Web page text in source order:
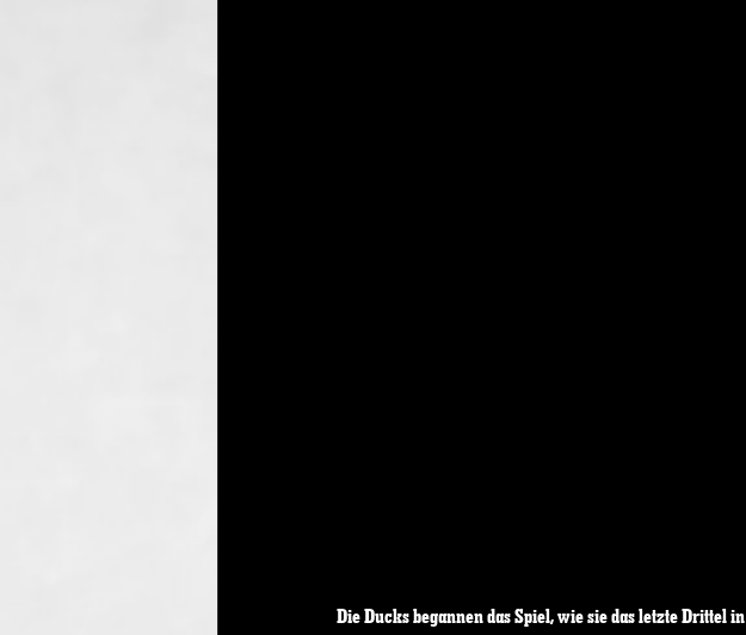
Die Ducks begannen das Spiel, wie sie das letzte Drittel